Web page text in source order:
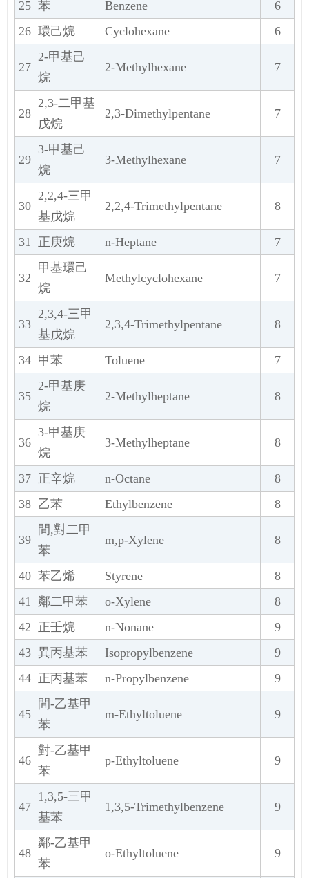
25 苯 Benzene
6
26 環己烷 Cyclohexane 6
27
2-甲基己
烷
2-Methylhexane 7
28
2,3-二甲基
戊烷
2,3-Dimethylpentane 7
29
3-甲基己
烷
3-Methylhexane 7
30
2,2,4-三甲
基戊烷
2,2,4-Trimethylpentane 8
31 正庚烷 n-Heptane 7
32
甲基環己
烷
Methylcyclohexane 7
33
2,3,4-三甲
基戊烷
2,3,4-Trimethylpentane 8
34 甲苯 Toluene 7
35
2-甲基庚
烷
2-Methylheptane 8
36
3-甲基庚
烷
3-Methylheptane 8
37 正辛烷 n-Octane
8
38 乙苯 Ethylbenzene 8
39
間,對二甲
苯
m,p-Xylene 8
40 苯乙烯 Styrene
8
41 鄰二甲苯 o-Xylene
8
42 正壬烷 n-Nonane
9
43 異丙基苯 Isopropylbenzene
9
44 正丙基苯 n-Propylbenzene 9
45
間-乙基甲
苯
m-Ethyltoluene 9
46
對-乙基甲
苯
p-Ethyltoluene 9
47
1,3,5-三甲
基苯
1,3,5-Trimethylbenzene 9
48
鄰-乙基甲
苯
o-Ethyltoluene 9